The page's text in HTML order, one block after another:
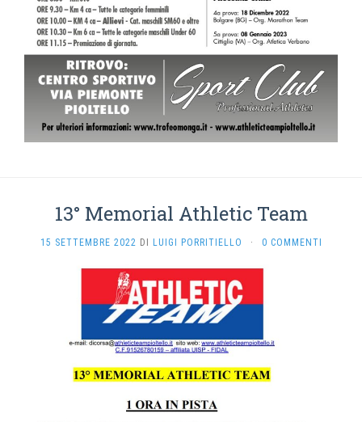
13° Memorial Athletic Team
15 SETTEMBRE 2022 DI LUIGI PORRITIELLO · 0 COMMENTI